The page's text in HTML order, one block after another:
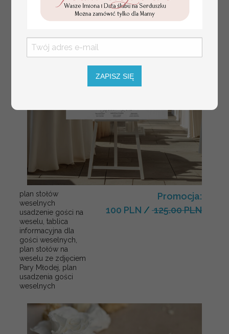
plan stołów
weselnych
usadzenie gości na
weselu, tablica
informacyjna dla
gości weselnych,
plan stołów na
weselu ze zdjęciem
Pary Młodej, plan
usadzenia gości
weselnych
Promocja:
100 PLN / 125.00 PLN
ZAPISZ SIĘ